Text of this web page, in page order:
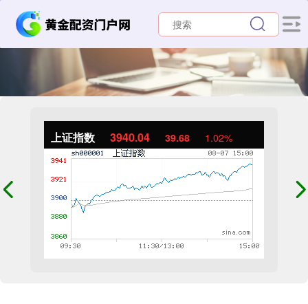
上证指数 3940.04 39.68 1.02%